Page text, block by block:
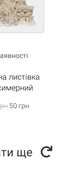
листівка
50 грн
ще